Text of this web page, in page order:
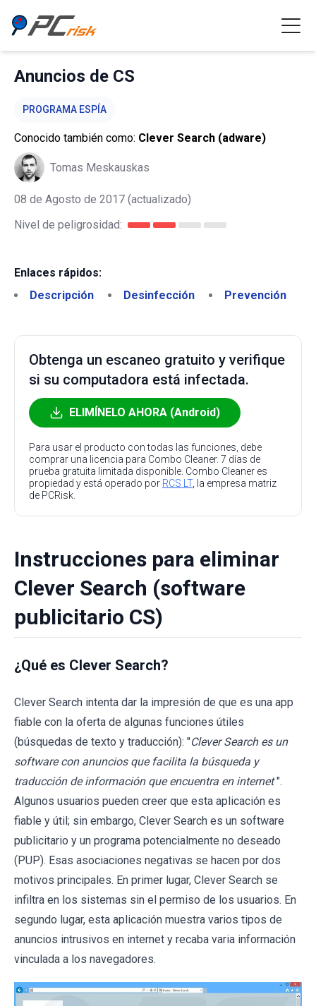
Anuncios de CS
PROGRAMA ESPÍA
Conocido también como: Clever Search (adware)
Tomas Meskauskas
08 de Agosto de 2017 (actualizado)
Nivel de peligrosidad:
Enlaces rápidos:
Descripción
Desinfección Prevención
Obtenga un escaneo gratuito y verifique
si su computadora está infectada.
ELIMÍNELO AHORA (Android)
Para usar el producto con todas las funciones, debe
comprar una licencia para Combo Cleaner. 7 días de
prueba gratuita limitada disponible. Combo Cleaner es
propiedad y está operado por RCS LT, la empresa matriz
de PCRisk.
Instrucciones para eliminar
Clever Search (software
publicitario CS)
¿Qué es Clever Search?
Clever Search intenta dar la impresión de que es una app
fiable con la oferta de algunas funciones útiles
(búsquedas de texto y traducción): "Clever Search es un
software con anuncios que facilita la búsqueda y
traducción de información que encuentra en internet ".
Algunos usuarios pueden creer que esta aplicación es
fiable y útil; sin embargo, Clever Search es un software
publicitario y un programa potencialmente no deseado
(PUP). Esas asociaciones negativas se hacen por dos
motivos principales. En primer lugar, Clever Search se
infiltra en los sistemas sin el permiso de los usuarios. En
segundo lugar, esta aplicación muestra varios tipos de
anuncios intrusivos en internet y recaba varia información
vinculada a los navegadores.